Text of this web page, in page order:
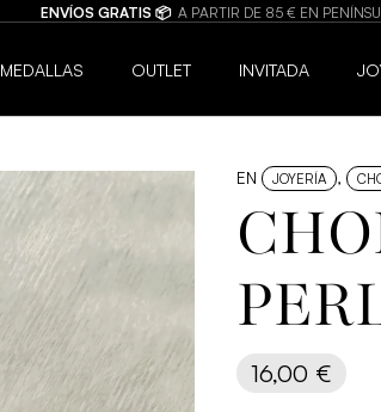
BISUTERÍA DE CALIDAD 💍JOYAS HIPOALERGÉNICAS Y
MEDALLAS OUTLET INVITADA
EN JOYERÍA ,
16,00 €